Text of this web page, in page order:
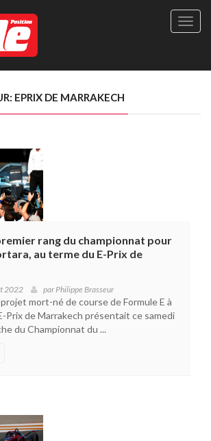
Site
Le
EPRIX DE MARRAKECH
rang du championnat pour
au terme du E-Prix de
2022 parPhilippe Brasseur
mort-né de course de Formule E à
Prix de Marrakech présentait ce samedi
du Championnat du ...